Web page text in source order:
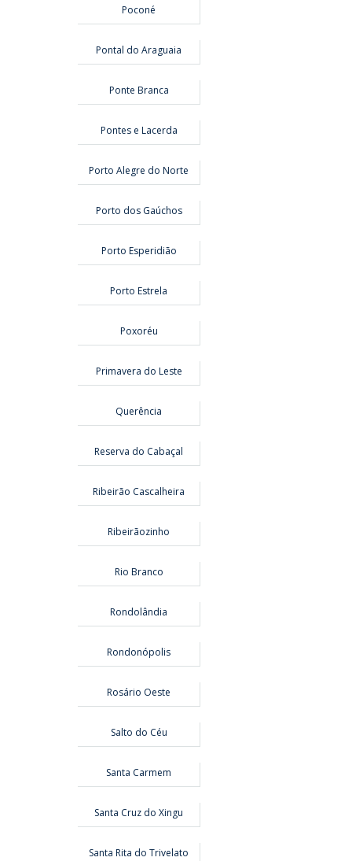
Poconé
Pontal do Araguaia
Ponte Branca
Pontes e Lacerda
Porto Alegre do Norte
Porto dos Gaúchos
Porto Esperidião
Porto Estrela
Poxoréu
Primavera do Leste
Querência
Reserva do Cabaçal
Ribeirão Cascalheira
Ribeirãozinho
Rio Branco
Rondolândia
Rondonópolis
Rosário Oeste
Salto do Céu
Santa Carmem
Santa Cruz do Xingu
Santa Rita do Trivelato